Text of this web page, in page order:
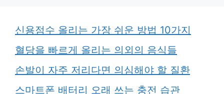
신용점수 올리는 가장 쉬운 방법 10가지
혈당을 빠르게 올리는 의외의 음식들
손발이 자주 저리다면 의심해야 할 질환
스마트폰 배터리 오래 쓰는 충전 습관